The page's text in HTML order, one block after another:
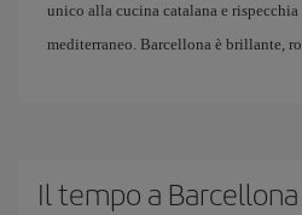
unico alla cucina catalana e
mediterraneo. Barcellona è brillante,
Il tempo a Barcellona